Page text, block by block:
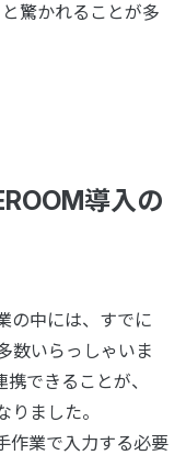
驚かれることが多
導入の
の中には、すでに
数いらっしゃいま
できることが、
ました。
作業で入力する必要